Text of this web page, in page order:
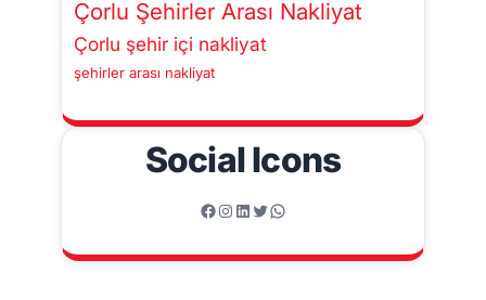
Çorlu Şehirler Arası Nakliyat
Çorlu şehir içi nakliyat
şehirler arası nakliyat
Social Icons
Facebook Instagram LinkedIn Twitter WhatsApp